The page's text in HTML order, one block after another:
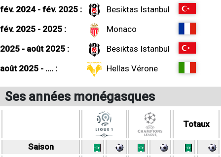
fév. 2024 - fév. 2025 :
Besiktas Istanbul
fév. 2025 - 2025 :
Monaco
2025 - août 2025 :
Besiktas Istanbul
août 2025 - .... :
Hellas Vérone
Ses années monégasques
Totaux
Saison